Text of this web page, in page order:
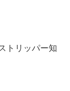
トリッパー知